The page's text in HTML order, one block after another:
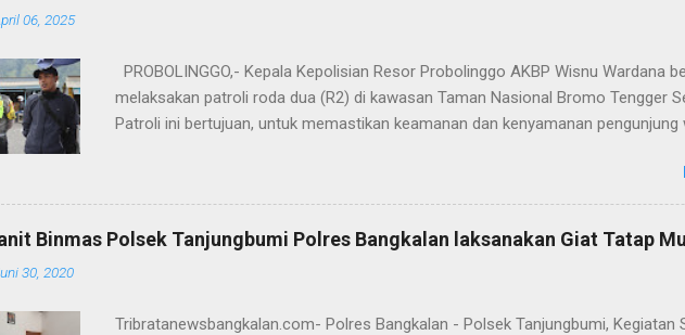
06, 2025
PROBOLINGGO,- Kepala Kepolisian Resor Probolinggo AKBP Wisnu Wardana
melaksakan patroli roda dua (R2) di kawasan Taman Nasional Bromo Tengger
Patroli ini bertujuan, untuk memastikan keamanan dan kenyamanan pengunjung
mengantisipasi hal-hal yang tidak kita inginkan, seiring dengan jumlah
meningkat selama libur Lebaran," kata AKBP Wisnu Wardana. Kapolres
pihaknya melakukan hal ini sebagai langkah antisipasi untuk memastikan situasi
menekankan pentingnya keselamatan, terutama bagi pengunjung yang
Binmas Polsek Tanjungbumi Polres Bangkalan laksanakan Giat Tatap
30, 2020
Tribratanewsbangkalan.com- Polres Bangkalan - Polsek Tanjungbumi, Kegiatan